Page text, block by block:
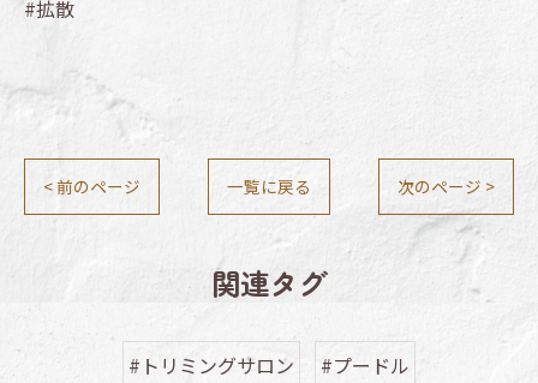
#拡散
< 前のページ 一覧に戻る 次のページ >
関連タグ
#トリミングサロン
#プードル